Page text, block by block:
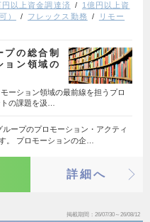
以上資金調達済
1億円以上資
） フレックス勤務
リモー
の総合制
ョン領域の
ーション領域の最前線を担うプロ
の課題を汲…
ープのプロモーション・アクティ
。 プロモーションの企…
詳細へ
掲載期間 26/07/30～26/08/12